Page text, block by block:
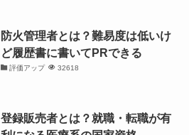
防火管理者とは？難易度は低いけ
ど履歴書に書いてPRできる
評価アップ 32618
登録販売者とは？就職・転職が有